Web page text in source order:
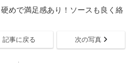
めで満足感あり！ソースも良く絡
記事に戻る 次の写真